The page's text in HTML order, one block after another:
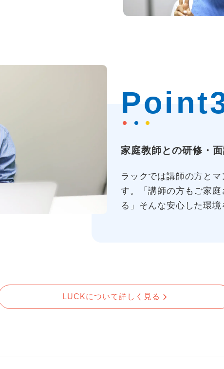
家庭教師との研修・
ラックでは講師の方と
す。「講師の方もご家
る」そんな安心した環
LUCKについて詳しく見る